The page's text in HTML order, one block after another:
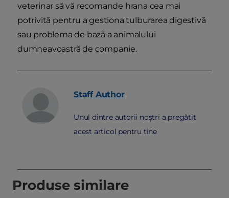
veterinar să vă recomande hrana cea mai
potrivită pentru a gestiona tulburarea digestivă
sau problema de bază a animalului
dumneavoastră de companie.
Staff Author
Unul dintre autorii noștri a pregătit
acest articol pentru tine
Produse similare